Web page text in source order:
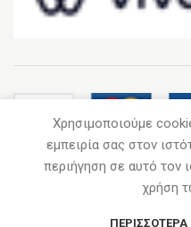
GARDEN IN A BOX. Με
Χρησιμοποιούμε
εμπειρία σας στον
περιήγηση σε αυτό τον
χρήση
ΠΕΡΙΣΣΌΤΕΡΑ